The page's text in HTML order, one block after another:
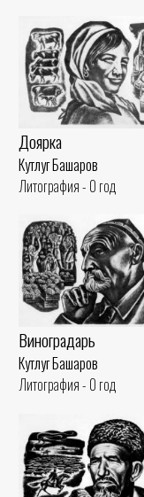
Доярка
Кутлуг Башаров
Литография - 0 год
Виноградарь
Кутлуг Башаров
Литография - 0 год